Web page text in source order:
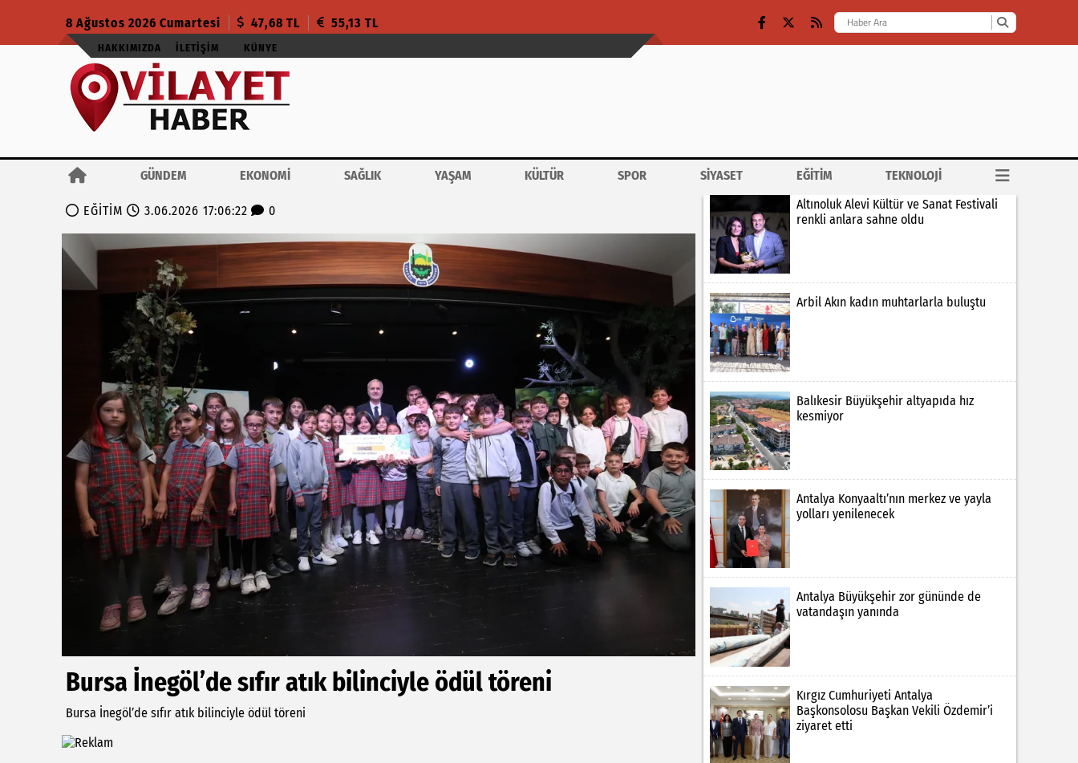
8 Ağustos 2026 Cumartesi 47,68 TL 55,13 TL
HAKKIMIZDA İLETIŞIM KÜNYE
GÜNDEM EKONOMİ SAĞLIK YAŞAM KÜLTÜR SPOR SİYASET EĞİTİM TEKNOLOJİ
EĞİTİM 3.06.2026 17:06:22 0
Bursa İnegöl’de sıfır atık bilinciyle ödül töreni
Bursa İnegöl’de sıfır atık bilinciyle ödül töreni
Altınoluk Alevi Kültür ve Sanat Festivali
renkli anlara sahne oldu
Arbil Akın kadın muhtarlarla buluştu
Balıkesir Büyükşehir altyapıda hız
kesmiyor
Antalya Konyaaltı’nın merkez ve yayla
yolları yenilenecek
Antalya Büyükşehir zor gününde de
vatandaşın yanında
Kırgız Cumhuriyeti Antalya
Başkonsolosu Başkan Vekili Özdemir’i
ziyaret etti